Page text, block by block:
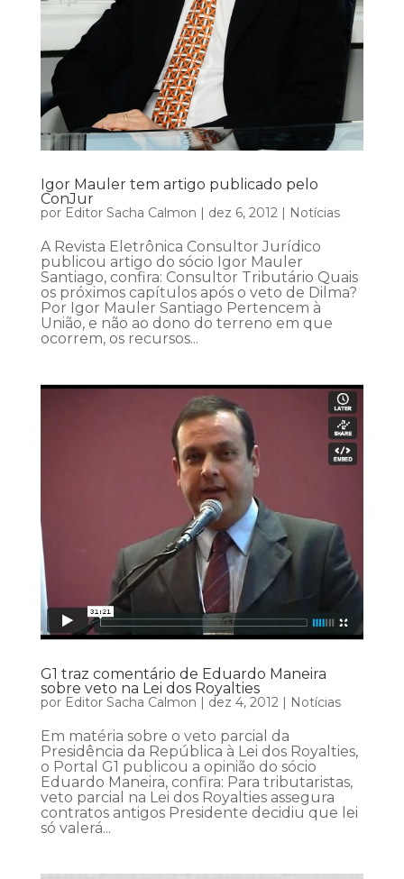
Igor Mauler tem artigo publicado pelo
ConJur
por Editor Sacha Calmon dez 6, 2012| Notícias
A Revista Eletrônica Consultor Jurídico
publicou artigo do sócio Igor Mauler
Santiago, confira: Consultor Tributário Quais
os próximos capítulos após o veto de Dilma?
Por Igor Mauler Santiago Pertencem à
União, e não ao dono do terreno em que
ocorrem, os recursos...
G1 traz comentário de Eduardo Maneira
sobre veto na Lei dos Royalties
por Editor Sacha Calmon | dez 4, 2012| Notícias
Em matéria sobre o veto parcial da
Presidência da República à Lei dos Royalties,
o Portal G1 publicou a opinião do sócio
Eduardo Maneira, confira: Para tributaristas,
veto parcial na Lei dos Royalties assegura
contratos antigos Presidente decidiu que lei
só valerá...